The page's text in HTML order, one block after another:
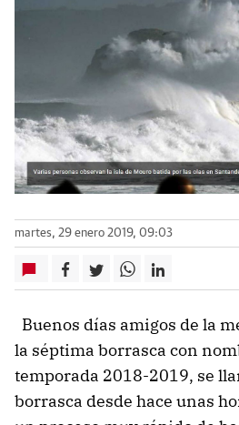
martes, 29 enero 2019, 09:03
Buenos días amigos de la
la séptima borrasca con
temporada 2018-2019, se
borrasca desde hace unas